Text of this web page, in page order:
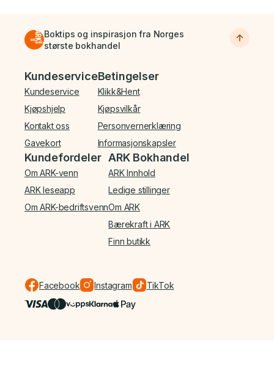
Boktips og inspirasjon fra Norges
største bokhandel
Bunnmeny
Kundeservice
Kundeservice
Kjøpshjelp
Kontakt oss
Gavekort
Betingelser
Klikk&Hent
Kjøpsvilkår
Personvernerklæring
Informasjonskapsler
Kundefordeler
Om ARK-venn
ARK leseapp
Om ARK-bedriftsvenn
ARK Bokhandel
ARK Innhold
Ledige stillinger
Om ARK
Bærekraft i ARK
Finn butikk
Facebook Instagram TikTok